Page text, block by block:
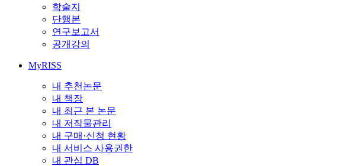
학술지
단행본
연구보고서
공개강의
MyRISS
내 추천논문
내 책장
내 최근 본 논문
내 저작물관리
내 구매·신청 현황
내 서비스 사용권한
내 관심 DB